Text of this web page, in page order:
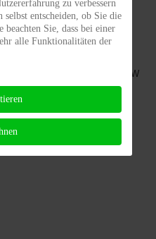
Denkci, Stotz, Yildirim Yilmaz,
Yilmaz), Stotz (81./Gök), ETW
zu verbessern
entscheiden, ob Sie die
beachten Sie, dass bei einer
alle Funktionalitäten der